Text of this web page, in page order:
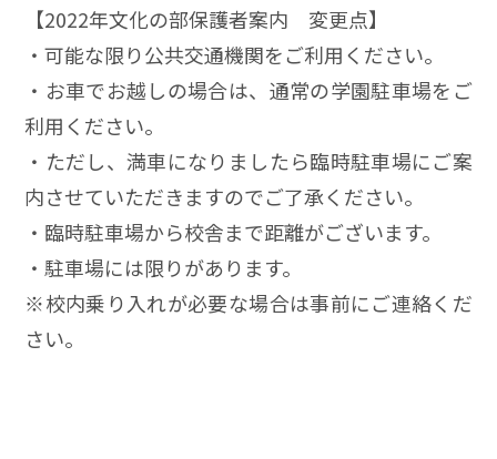
【2022年文化の部保護者案内 変更点】
・可能な限り公共交通機関をご利用ください。
・お車でお越しの場合は、通常の学園駐車場をご
利用ください。
・ただし、満車になりましたら臨時駐車場にご案
内させていただきますのでご了承ください。
・臨時駐車場から校舎まで距離がございます。
・駐車場には限りがあります。
※校内乗り入れが必要な場合は事前にご連絡くだ
さい。